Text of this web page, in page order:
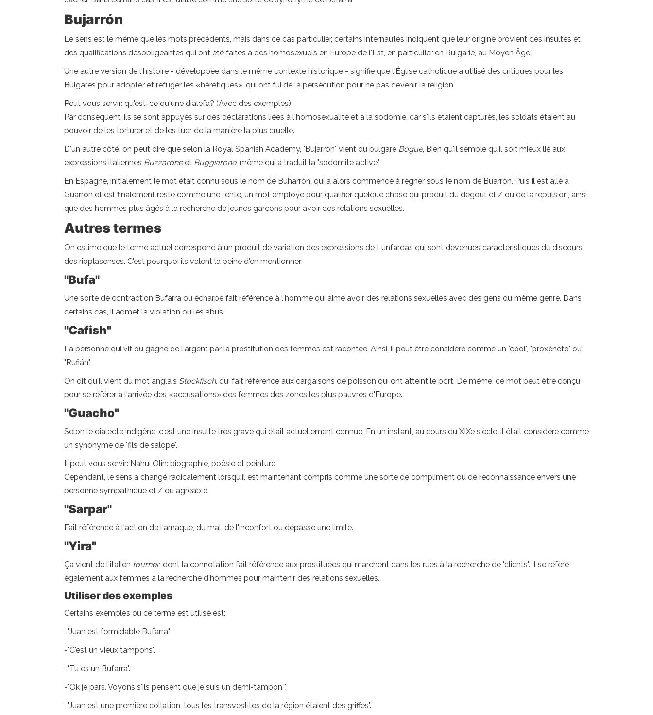
Bujarrón
Le sens est le même que les mots précédents, mais dans ce cas particulier, certains internautes indiquent que leur origine provient des insultes et
des qualifications désobligeantes qui ont été faites à des homosexuels en Europe de l'Est, en particulier en Bulgarie, au Moyen Âge.
Une autre version de l'histoire - développée dans le même contexte historique - signifie que l'Église catholique a utilisé des critiques pour les
Bulgares pour adopter et refuger les «hérétiques», qui ont fui de la persécution pour ne pas devenir la religion.
Peut vous servir: qu'est-ce qu'une dialefa? (Avec des exemples)
Par conséquent, ils se sont appuyés sur des déclarations liées à l'homosexualité et à la sodomie, car s'ils étaient capturés, les soldats étaient au
pouvoir de les torturer et de les tuer de la manière la plus cruelle.
D'un autre côté, on peut dire que selon la Royal Spanish Academy, "Bujarrón" vient du bulgare Bogue, Bien qu'il semble qu'il soit mieux lié aux
expressions italiennes Buzzaroneet Buggiarone, même qui a traduit la "sodomite active".
En Espagne, initialement le mot était connu sous le nom de Buharrón, qui a alors commencé à régner sous le nom de Buarrón. Puis il est allé à
Guarrón et est finalement resté comme une fente, un mot employé pour qualifier quelque chose qui produit du dégoût et / ou de la répulsion, ainsi
que des hommes plus âgés à la recherche de jeunes garçons pour avoir des relations sexuelles.
Autres termes
On estime que le terme actuel correspond à un produit de variation des expressions de Lunfardas qui sont devenues caractéristiques du discours
des rioplasenses. C'est pourquoi ils valent la peine d'en mentionner:
"Bufa"
Une sorte de contraction Bufarra ou écharpe fait référence à l'homme qui aime avoir des relations sexuelles avec des gens du même genre. Dans
certains cas, il admet la violation ou les abus.
"Cafish"
La personne qui vit ou gagne de l'argent par la prostitution des femmes est racontée. Ainsi, il peut être considéré comme un "cool", "proxénète" ou
"Rufián".
On dit qu'il vient du mot anglais Stockfisch, qui fait référence aux cargaisons de poisson qui ont atteint le port. De même, ce mot peut être conçu
pour se référer à l'arrivée des «accusations» des femmes des zones les plus pauvres d'Europe.
"Guacho"
Selon le dialecte indigène, c'est une insulte très grave qui était actuellement connue. En un instant, au cours du XIXe siècle, il était considéré comme
un synonyme de "fils de salope".
Il peut vous servir: Nahui Olin: biographie, poésie et peinture
Cependant, le sens a changé radicalement lorsqu'il est maintenant compris comme une sorte de compliment ou de reconnaissance envers une
personne sympathique et / ou agréable.
"Sarpar"
Fait référence à l'action de l'arnaque, du mal, de l'inconfort ou dépasse une limite.
"Yira"
Ça vient de l'italien tourner, dont la connotation fait référence aux prostituées qui marchent dans les rues à la recherche de "clients". Il se réfère
également aux femmes à la recherche d'hommes pour maintenir des relations sexuelles.
Utiliser des exemples
Certains exemples où ce terme est utilisé est:
-"Juan est formidable Bufarra".
-"C'est un vieux tampons".
-"Tu es un Bufarra".
-"Ok je pars. Voyons s'ils pensent que je suis un demi-tampon ".
-"Juan est une première collation, tous les transvestites de la région étaient des griffes".